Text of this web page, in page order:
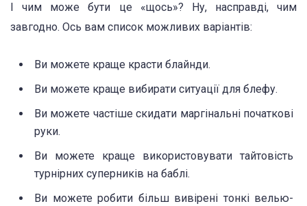
І чим може бути це «щось»? Ну, насправді, чим
завгодно. Ось вам список можливих варіантів:
Ви можете краще красти блайнди.
Ви можете краще вибирати ситуації для блефу.
Ви можете частіше скидати маргінальні початкові
руки.
Ви можете краще використовувати тайтовість
турнірних суперників на баблі.
Ви можете робити більш вивірені тонкі велью-